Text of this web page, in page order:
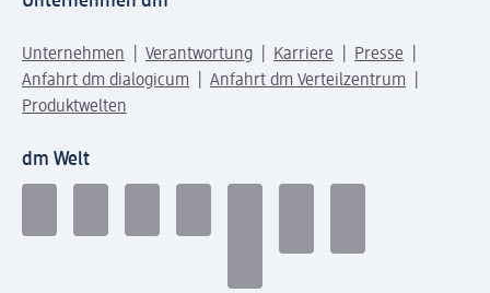
Unternehmen Verantwortung Karriere
Presse
Anfahrt dm dialogicum
Anfahrt dm Verteilzentrum
Produktwelten
dm Welt